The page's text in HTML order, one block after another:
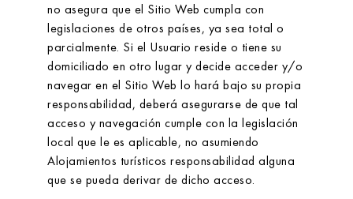
no asegura que el Sitio Web cumpla con
legislaciones de otros países, ya sea total o
parcialmente. Si el Usuario reside o tiene su
domiciliado en otro lugar y decide acceder y/o
navegar en el Sitio Web lo hará bajo su propia
responsabilidad, deberá asegurarse de que tal
acceso y navegación cumple con la legislación
local que le es aplicable, no asumiendo
Alojamientos turísticos responsabilidad alguna
que se pueda derivar de dicho acceso.